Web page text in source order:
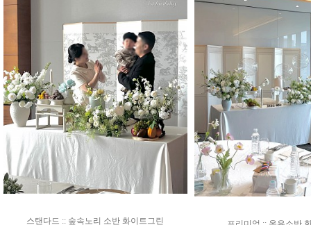
스탠다드 :: 숲속노리 소반 화이트그린